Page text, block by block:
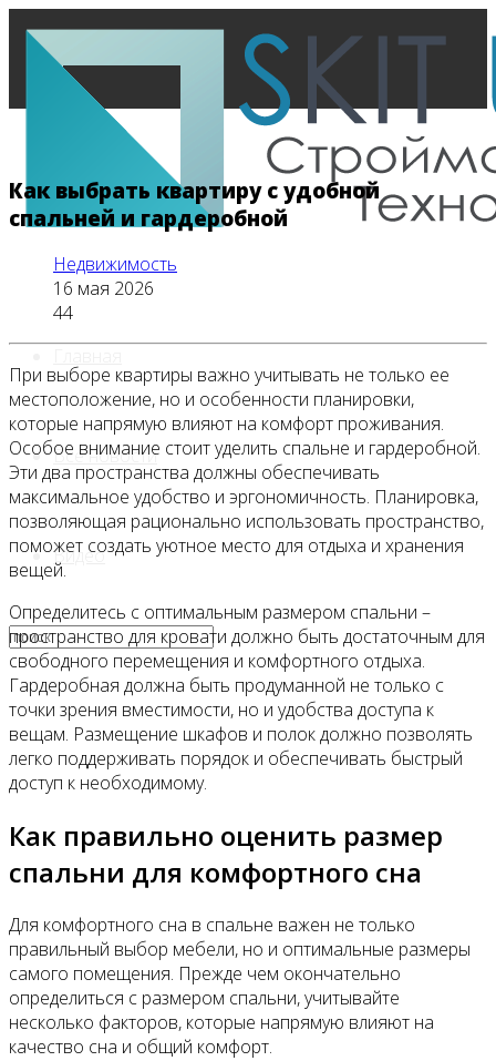
Все новости
Видео
Как выбрать квартиру с удобной
спальней и гардеробной
Недвижимость
16 мая 2026
44
При выборе квартиры важно учитывать не только ее
местоположение, но и особенности планировки,
которые напрямую влияют на комфорт проживания.
Особое внимание стоит уделить спальне и гардеробной.
Эти два пространства должны обеспечивать
максимальное удобство и эргономичность. Планировка,
позволяющая рационально использовать пространство,
поможет создать уютное место для отдыха и хранения
вещей.
Определитесь с оптимальным размером спальни –
пространство для кровати должно быть достаточным для
свободного перемещения и комфортного отдыха.
Гардеробная должна быть продуманной не только с
точки зрения вместимости, но и удобства доступа к
вещам. Размещение шкафов и полок должно позволять
легко поддерживать порядок и обеспечивать быстрый
доступ к необходимому.
Как правильно оценить размер
спальни для комфортного сна
Для комфортного сна в спальне важен не только
правильный выбор мебели, но и оптимальные размеры
самого помещения. Прежде чем окончательно
определиться с размером спальни, учитывайте
несколько факторов, которые напрямую влияют на
качество сна и общий комфорт.